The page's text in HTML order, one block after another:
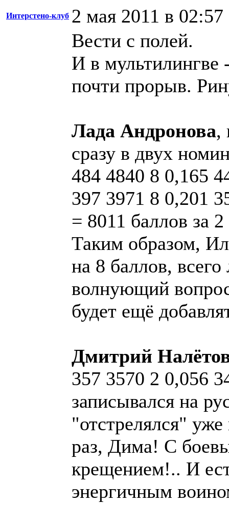
Интерстено-клуб 2 мая 2011 в 02:57
Вести с полей.
И в мультилингве
почти прорыв.
Лада Андронова,
сразу в двух
484 4840 8 0,165
397 3971 8 0,201
= 8011 баллов за
Таким образом,
на 8 баллов,
волнующий
будет ещё
Дмитрий
357 3570 2 0,056
записывался на
"отстрелялся"
раз, Дима! С
крещением!.. И
энергичным